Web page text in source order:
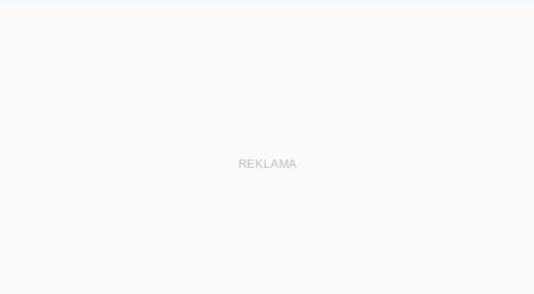
REKLAMA